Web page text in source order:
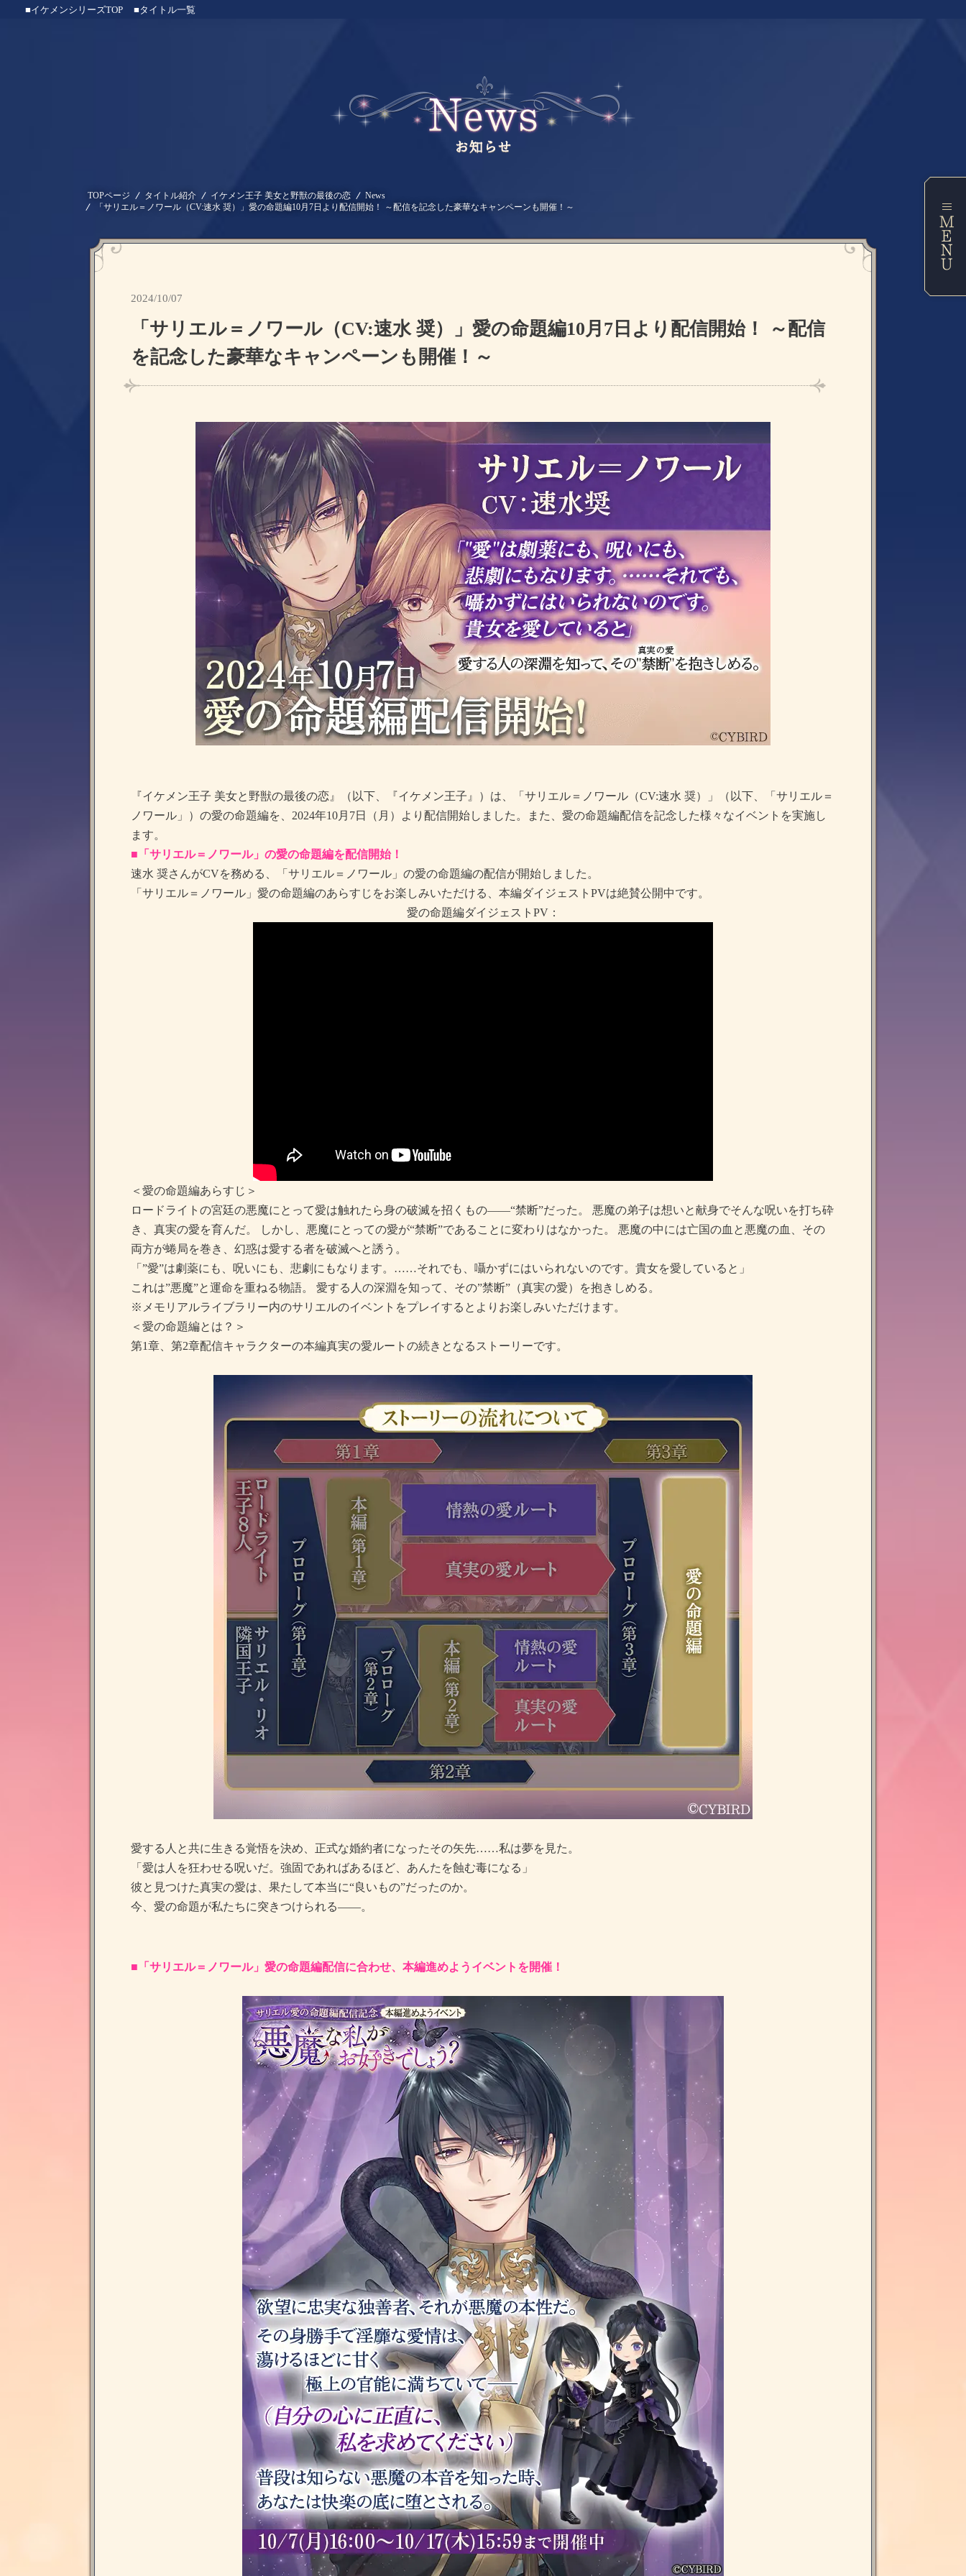
■イケメンシリーズTOP ■タイトル一覧
TOPページ タイトル紹介 イケメン王子 美女と野獣の最後の恋
News
「サリエル＝ノワール（CV:速水 奨）」愛の命題編10月7日より配信開始！ ～配信を記念した豪華なキャンペーンも開催！～
2024/10/07
「サリエル＝ノワール（CV:速水 奨）」愛の命題編10月7日より配信開始！ ～配信
を記念した豪華なキャンペーンも開催！～
『イケメン王子 美女と野獣の最後の恋』（以下、『イケメン王子』）は、「サリエル＝ノワール（CV:速水 奨）」（以下、「サリエル＝
ノワール」）の愛の命題編を、2024年10月7日（月）より配信開始しました。また、愛の命題編配信を記念した様々なイベントを実施し
ます。
■「サリエル＝ノワール」の愛の命題編を配信開始！
速水 奨さんがCVを務める、「サリエル＝ノワール」の愛の命題編の配信が開始しました。
「サリエル＝ノワール」愛の命題編のあらすじをお楽しみいただける、本編ダイジェストPVは絶賛公開中です。
愛の命題編ダイジェストPV：
＜愛の命題編あらすじ＞
ロードライトの宮廷の悪魔にとって愛は触れたら身の破滅を招くもの――“禁断”だった。 悪魔の弟子は想いと献身でそんな呪いを打ち砕
き、真実の愛を育んだ。 しかし、悪魔にとっての愛が“禁断”であることに変わりはなかった。 悪魔の中には亡国の血と悪魔の血、その
両方が蜷局を巻き、幻惑は愛する者を破滅へと誘う。
「”愛”は劇薬にも、呪いにも、悲劇にもなります。……それでも、囁かずにはいられないのです。貴女を愛していると」
これは”悪魔”と運命を重ねる物語。 愛する人の深淵を知って、その”禁断”（真実の愛）を抱きしめる。
※メモリアルライブラリー内のサリエルのイベントをプレイするとよりお楽しみいただけます。
＜愛の命題編とは？＞
第1章、第2章配信キャラクターの本編真実の愛ルートの続きとなるストーリーです。
愛する人と共に生きる覚悟を決め、正式な婚約者になったその矢先……私は夢を見た。
「愛は人を狂わせる呪いだ。強固であればあるほど、あんたを蝕む毒になる」
彼と見つけた真実の愛は、果たして本当に“良いもの”だったのか。
今、愛の命題が私たちに突きつけられる――。
■「サリエル＝ノワール」愛の命題編配信に合わせ、本編進めようイベントを開催 ！